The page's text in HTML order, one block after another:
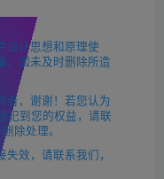
设计思想和原理使
，因未及时删除所造
者，谢谢！若您认为
犯到您的权益，请联
除处理。
效，请联系我们，